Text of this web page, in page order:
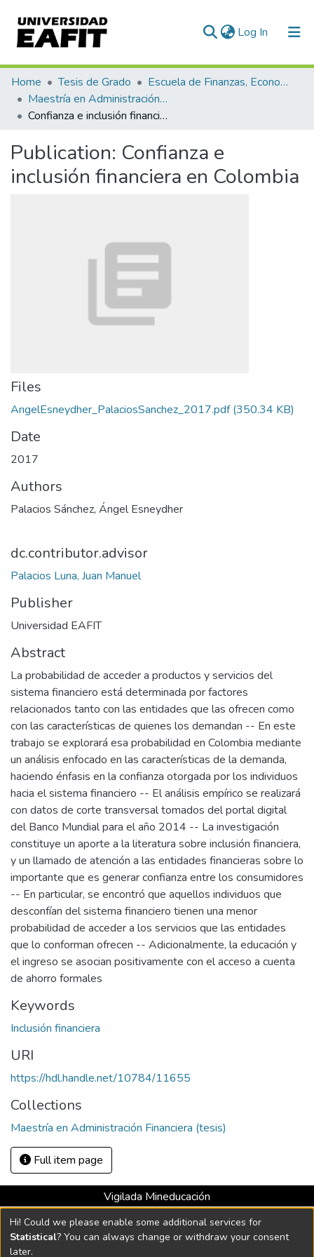
Log In (current)
Communities & Collections
All of DSpace
Home Tesis de Grado
Escuela de Finanzas, Economía y Gobierno
Maestría en Administración Financiera (tesis)
Confianza e inclusión financiera en Colombia
Publication: Confianza e
inclusión financiera en Colombia
Files
AngelEsneydher_PalaciosSanchez_2017.pdf(350.34 KB)
Date
2017
Authors
Palacios Sánchez, Ángel Esneydher
dc.contributor.advisor
Palacios Luna, Juan Manuel
Publisher
Universidad EAFIT
Abstract
La probabilidad de acceder a productos y servicios del
sistema financiero está determinada por factores
relacionados tanto con las entidades que las ofrecen como
con las características de quienes los demandan -- En este
trabajo se explorará esa probabilidad en Colombia mediante
un análisis enfocado en las características de la demanda,
haciendo énfasis en la confianza otorgada por los individuos
hacia el sistema financiero -- El análisis empírico se realizará
con datos de corte transversal tomados del portal digital
del Banco Mundial para el año 2014 -- La investigación
constituye un aporte a la literatura sobre inclusión financiera,
y un llamado de atención a las entidades financieras sobre lo
importante que es generar confianza entre los consumidores
-- En particular, se encontró que aquellos individuos que
desconfían del sistema financiero tienen una menor
probabilidad de acceder a los servicios que las entidades
que lo conforman ofrecen -- Adicionalmente, la educación y
el ingreso se asocian positivamente con el acceso a cuenta
de ahorro formales
Keywords
Inclusión financiera
URI
https://hdl.handle.net/10784/11655
Collections
Maestría en Administración Financiera (tesis)
Full item page
Vigilada Mineducación
Universidad con Acreditación Institucional hasta 2026 -
Resolución MEN 2158 de 2018
Hi! Could we please enable some additional services for
Statistical? You can always change or withdraw your consent
later.